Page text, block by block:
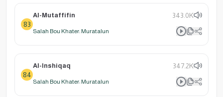
83
Al-Mutaffifin 343.0K
Salah Bou Khater: Muratalun
84
Al-Inshiqaq 347.2K
Salah Bou Khater: Muratalun